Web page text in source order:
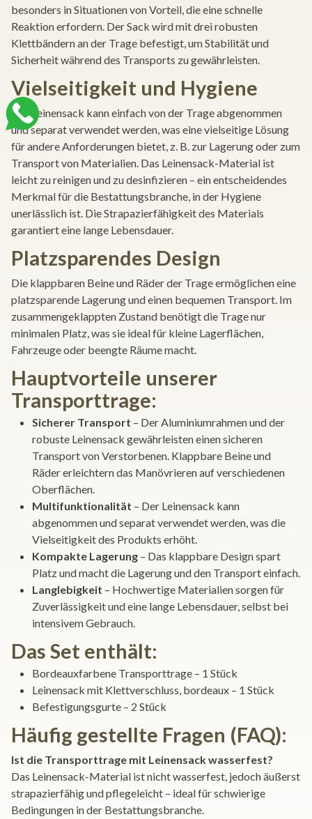
besonders in Situationen von Vorteil, die eine schnelle
Reaktion erfordern. Der Sack wird mit drei robusten
Klettbändern an der Trage befestigt, um Stabilität und
Sicherheit während des Transports zu gewährleisten.
Vielseitigkeit und Hygiene
Der Leinensack kann einfach von der Trage abgenommen
und separat verwendet werden, was eine vielseitige Lösung
für andere Anforderungen bietet, z. B. zur Lagerung oder zum
Transport von Materialien. Das Leinensack-Material ist
leicht zu reinigen und zu desinfizieren – ein entscheidendes
Merkmal für die Bestattungsbranche, in der Hygiene
unerlässlich ist. Die Strapazierfähigkeit des Materials
garantiert eine lange Lebensdauer.
Platzsparendes Design
Die klappbaren Beine und Räder der Trage ermöglichen eine
platzsparende Lagerung und einen bequemen Transport. Im
zusammengeklappten Zustand benötigt die Trage nur
minimalen Platz, was sie ideal für kleine Lagerflächen,
Fahrzeuge oder beengte Räume macht.
Hauptvorteile unserer
Transporttrage:
Sicherer Transport – Der Aluminiumrahmen und der
robuste Leinensack gewährleisten einen sicheren
Transport von Verstorbenen. Klappbare Beine und
Räder erleichtern das Manövrieren auf verschiedenen
Oberflächen.
Multifunktionalität – Der Leinensack kann
abgenommen und separat verwendet werden, was die
Vielseitigkeit des Produkts erhöht.
Kompakte Lagerung – Das klappbare Design spart
Platz und macht die Lagerung und den Transport einfach.
Langlebigkeit – Hochwertige Materialien sorgen für
Zuverlässigkeit und eine lange Lebensdauer, selbst bei
intensivem Gebrauch.
Das Set enthält:
Bordeauxfarbene Transporttrage – 1 Stück
Leinensack mit Klettverschluss, bordeaux – 1 Stück
Befestigungsgurte – 2 Stück
Häufig gestellte Fragen (FAQ):
Ist die Transporttrage mit Leinensack wasserfest?
Das Leinensack-Material ist nicht wasserfest, jedoch äußerst
strapazierfähig und pflegeleicht – ideal für schwierige
Bedingungen in der Bestattungsbranche.